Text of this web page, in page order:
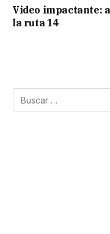
Video impactante:
la ruta 14